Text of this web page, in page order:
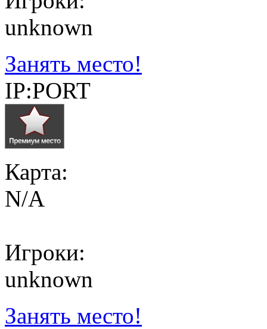
unknown
Занять место!
IP:PORT
Карта:
N/A
Игроки:
unknown
Занять место!